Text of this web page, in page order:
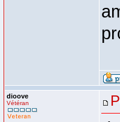
dioove
Vétéran